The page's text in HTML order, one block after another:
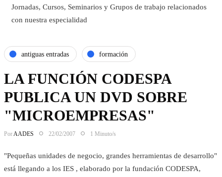
Jornadas, Cursos, Seminarios y Grupos de trabajo relacionados
con nuestra especialidad
antiguas entradas formación
LA FUNCIÓN CODESPA
PUBLICA UN DVD SOBRE
"MICROEMPRESAS"
PorAADES 22/02/2007 1 Minuto/s
"Pequeñas unidades de negocio, grandes herramientas de desarrollo"
está llegando a los IES , elaborado por la fundación CODESPA,